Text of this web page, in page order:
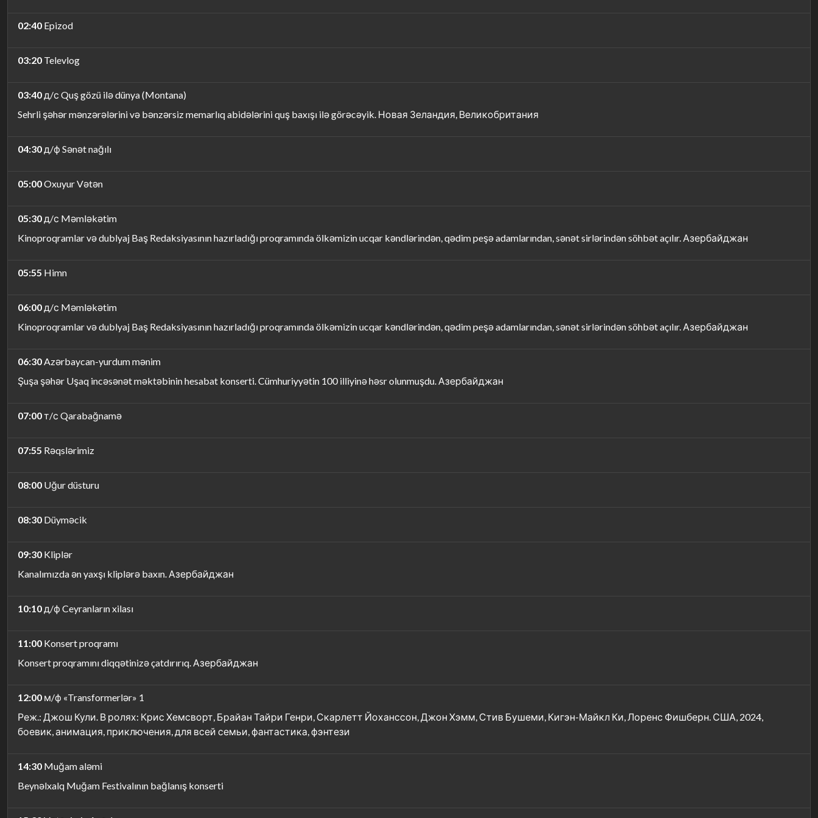
02:40 Epizod
03:20 Televlog
03:40д/с Quş gözü ilə dünya (Montana)
Sehrli şəhər mənzərələrini və bənzərsiz memarlıq abidələrini quş baxışı ilə görəcəyik. Новая Зеландия, Великобритания
04:30д/ф Sənət nağılı
05:00Oxuyur Vətən
05:30д/с Məmləkətim
Kinoproqramlar və dublyaj Baş Redaksiyasının hazırladığı proqramında ölkəmizin ucqar kəndlərindən, qədim peşə adamlarından, sənət sirlərindən söhbət açılır. Азербайджан
05:55 Himn
06:00д/с Məmləkətim
Kinoproqramlar və dublyaj Baş Redaksiyasının hazırladığı proqramında ölkəmizin ucqar kəndlərindən, qədim peşə adamlarından, sənət sirlərindən söhbət açılır. Азербайджан
06:30Azərbaycan-yurdum mənim
Şuşa şəhər Uşaq incəsənət məktəbinin hesabat konserti. Cümhuriyyətin 100 illiyinə həsr olunmuşdu. Азербайджан
07:00т/с Qarabağnamə
07:55 Rəqslərimiz
08:00 Uğur düsturu
08:30 Düyməcik
09:30 Kliplər
Kanalımızda ən yaxşı kliplərə baxın. Азербайджан
10:10д/ф Ceyranların xilası
11:00 Konsert proqramı
Konsert proqramını diqqətinizə çatdırırıq. Азербайджан
12:00 м/ф «Transformerlər» 1
Реж.: Джош Кули. В ролях: Крис Хемсворт, Брайан Тайри Генри, Скарлетт Йоханссон, Джон Хэмм, Стив Бушеми, Кигэн-Майкл Ки, Лоренс Фишберн. США, 2024,
боевик, анимация, приключения, для всей семьи, фантастика, фэнтези
14:30 Muğam aləmi
Beynəlxalq Muğam Festivalının bağlanış konserti